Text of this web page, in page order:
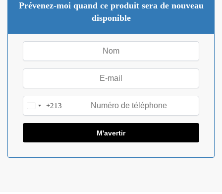
Prévenez-moi quand ce produit sera de nouveau
disponible
e
+213